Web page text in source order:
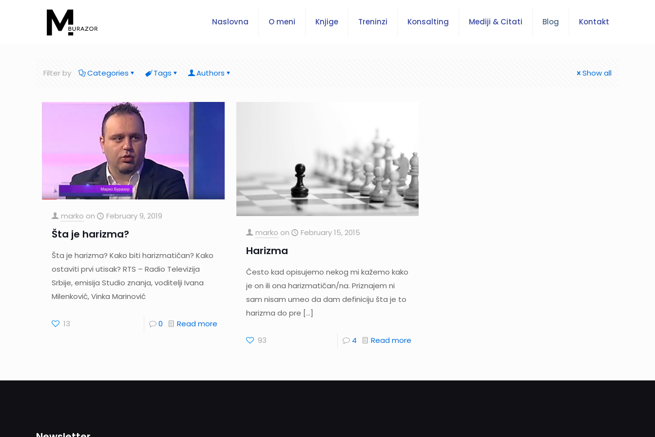
Naslovna O meni Knjige Treninzi Konsalting Mediji & Citati Blog Kontakt
Filter by Categories Tags Authors Show all
marko on February 9, 2019
Šta je harizma?
Šta je harizma? Kako biti harizmatičan? Kako
ostaviti prvi utisak? RTS – Radio Televizija
Srbije, emisija Studio znanja, voditelji Ivana
Milenković, Vinka Marinović
13 0 Read more
marko on February 15, 2015
Harizma
Često kad opisujemo nekog mi kažemo kako
je on ili ona harizmatičan/na. Priznajem ni
sam nisam umeo da dam definiciju šta je to
harizma do pre […]
93 4 Read more